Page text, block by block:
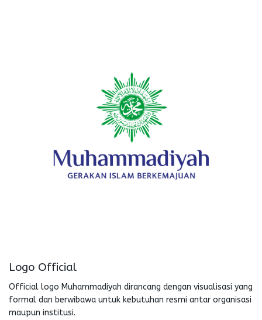
Logo Official
Official logo Muhammadiyah dirancang dengan visualisasi yang
formal dan berwibawa untuk kebutuhan resmi antar organisasi
maupun institusi.